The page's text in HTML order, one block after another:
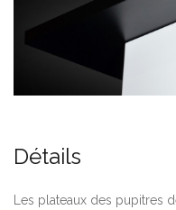
Détails
Les plateaux des pupitres